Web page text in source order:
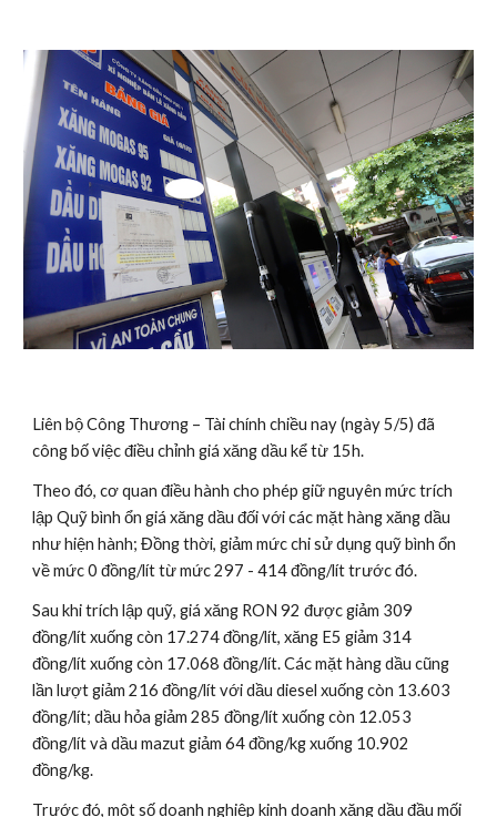
Liên bộ Công Thương – Tài chính chiều nay (ngày 5/5) đã
công bố việc điều chỉnh giá xăng dầu kể từ 15h.
Theo đó, cơ quan điều hành cho phép giữ nguyên mức trích
lập Quỹ bình ổn giá xăng dầu đối với các mặt hàng xăng dầu
như hiện hành; Đồng thời, giảm mức chi sử dụng quỹ bình ổn
về mức 0 đồng/lít từ mức 297 - 414 đồng/lít trước đó.
Sau khi trích lập quỹ, giá xăng RON 92 được giảm 309
đồng/lít xuống còn 17.274 đồng/lít, xăng E5 giảm 314
đồng/lít xuống còn 17.068 đồng/lít. Các mặt hàng dầu cũng
lần lượt giảm 216 đồng/lít với dầu diesel xuống còn 13.603
đồng/lít; dầu hỏa giảm 285 đồng/lít xuống còn 12.053
đồng/lít và dầu mazut giảm 64 đồng/kg xuống 10.902
đồng/kg.
Trước đó, một số doanh nghiệp kinh doanh xăng dầu đầu mối